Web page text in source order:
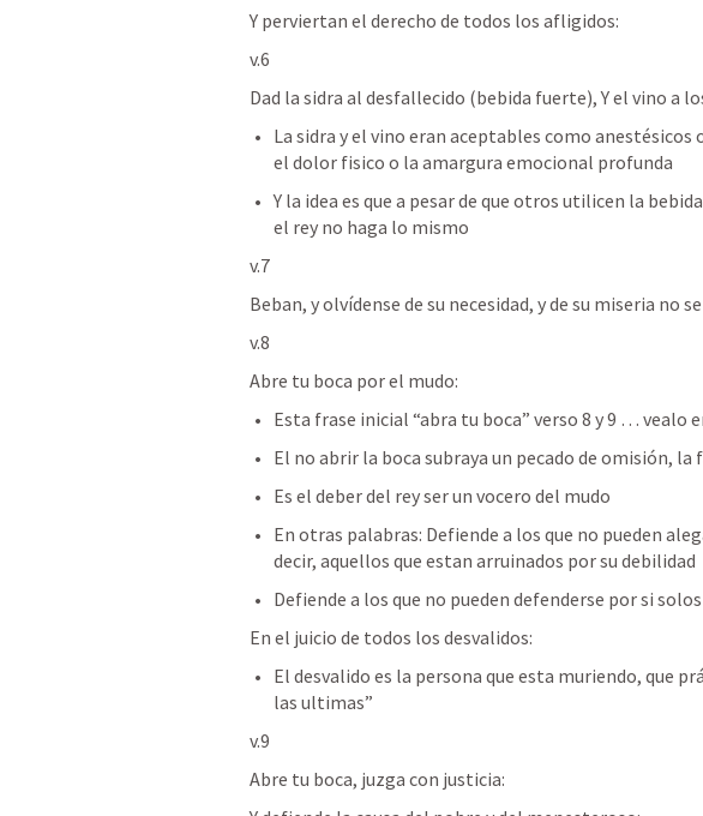
Y perviertan el derecho de todos los afligidos:
v.6
Dad la sidra al desfallecido (bebida fuerte), Y el vino a
La sidra y el vino eran aceptables como anestésicos
el dolor fisico o la amargura emocional profunda
Y la idea es que a pesar de que otros utilicen la
el rey no haga lo mismo
v.7
Beban, y olvídense de su necesidad, y de su miseria no
v.8
Abre tu boca por el mudo:
Esta frase inicial “abra tu boca” verso 8 y 9 … vealo
El no abrir la boca subraya un pecado de omisión,
Es el deber del rey ser un vocero del mudo
En otras palabras: Defiende a los que no pueden
decir, aquellos que estan arruinados por su debilidad
Defiende a los que no pueden defenderse por si solos
En el juicio de todos los desvalidos:
El desvalido es la persona que esta muriendo, que
las ultimas”
v.9
Abre tu boca, juzga con justicia: